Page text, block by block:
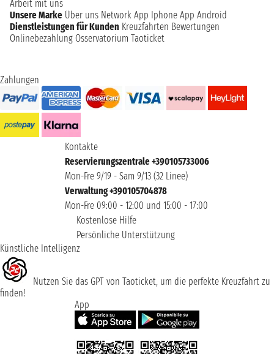
Arbeit mit uns
Unsere Marke Über uns Network App Iphone App Android
Dienstleistungen für Kunden Kreuzfahrten Bewertungen
Onlinebezahlung Osservatorium Taoticket
Zahlungen
Kontakte
Reservierungszentrale +390105733006
Mon-Fre 9/19 - Sam 9/13 (32 Linee)
Verwaltung +390105704878
Mon-Fre 09:00 - 12:00 und 15:00 - 17:00
Kostenlose Hilfe
Persönliche Unterstützung
Künstliche Intelligenz
Nutzen Sie das GPT von Taoticket, um die perfekte Kreuzfahrt zu
finden!
App